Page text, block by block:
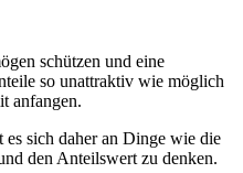
schützen und eine
so unattraktiv wie möglich
anfangen.
sich daher an Dinge wie die
den Anteilswert zu denken.